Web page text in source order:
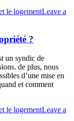
le logementLeave a
?
un syndic de
de plus, nous
d’une mise en
et comment
le logementLeave a